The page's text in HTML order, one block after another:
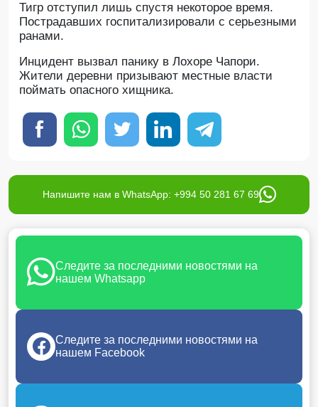
Тигр отступил лишь спустя некоторое время.
Пострадавших госпитализировали с серьезными
ранами.
Инцидент вызвал панику в Лохоре Чапори.
Жители деревни призывают местные власти
поймать опасного хищника.
Напишите нам в WhatsApp: +994 50 281 67 69
Следите за последними новостями на
нашем Whatsapp
Следите за последними новостями на
нашем Facebook